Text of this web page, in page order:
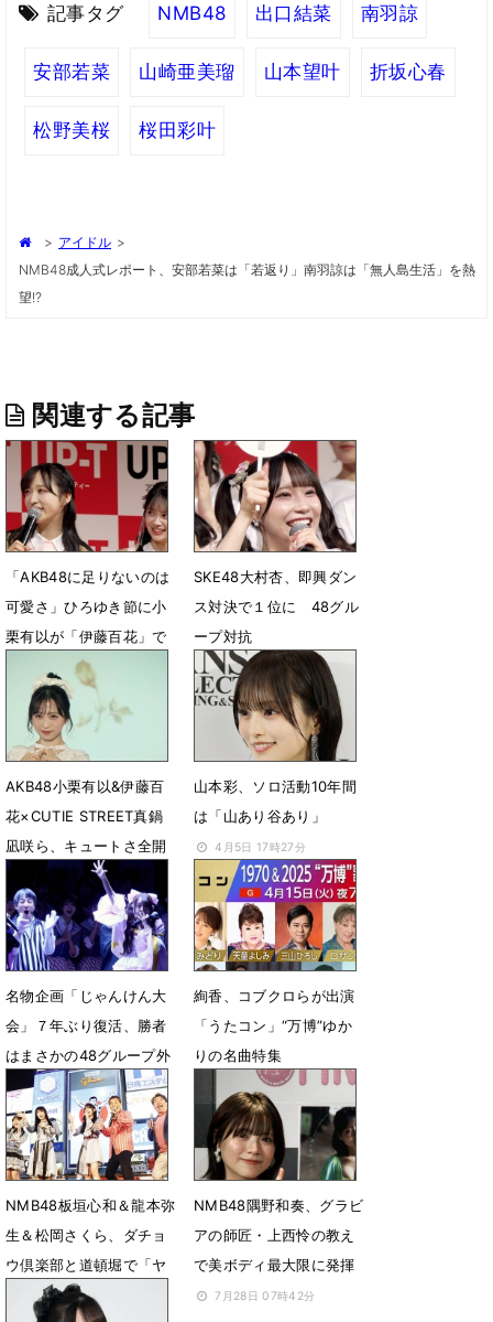
記事タグ NMB48 出口結菜 南羽諒
安部若菜 山崎亜美瑠 山本望叶 折坂心春
松野美桜 桜田彩叶
> アイドル >
NMB48成人式レポート、安部若菜は「若返り」南羽諒は「無人島生活」を熱
望!?
関連する記事
「AKB48に足りないのは
可愛さ」ひろゆき節に小
栗有以が「伊藤百花」で
対抗「います！」
4月30日 08時12分
SKE48大村杏、即興ダン
ス対決で１位に 48グル
ープ対抗
4月30日 07時59分
AKB48小栗有以&伊藤百
花×CUTIE STREET真鍋
凪咲ら、キュートさ全開
ランウェイ
4月20日 07時38分
山本彩、ソロ活動10年間
は「山あり谷あり」
4月5日 17時27分
名物企画「じゃんけん大
会」７年ぶり復活、勝者
はまさかの48グループ外
のラフ×ラフに
4月30日 14時41分
絢香、コブクロらが出演
「うたコン」“万博”ゆか
りの名曲特集
4月8日 14時09分
NMB48板垣心和＆龍本弥
生＆松岡さくら、ダチョ
ウ倶楽部と道頓堀で「ヤ
ー！」
NMB48隅野和奏、グラビ
アの師匠・上西怜の教え
で美ボディ最大限に発揮
7月28日 07時42分